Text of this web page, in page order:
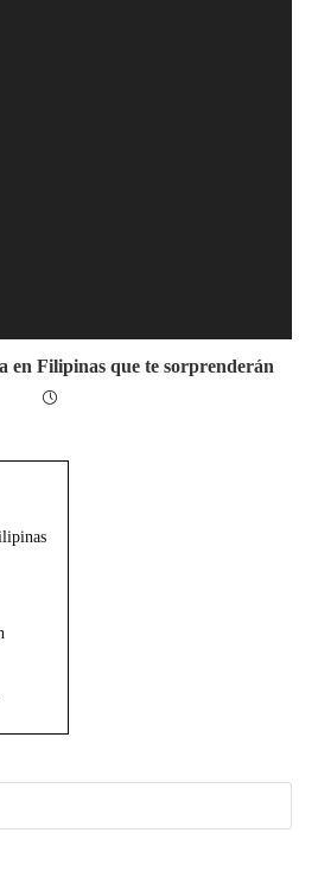
en Filipinas que te sorprenderán